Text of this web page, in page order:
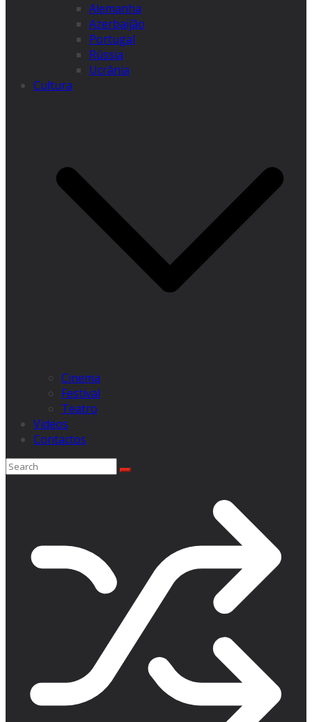
Alemanha
Azerbaijão
Portugal
Rússia
Ucrânia
Cultura
Cinema
Festival
Teatro
Videos
Contactos